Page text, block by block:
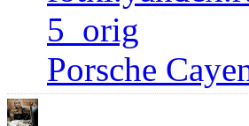
5_orig
Porsche